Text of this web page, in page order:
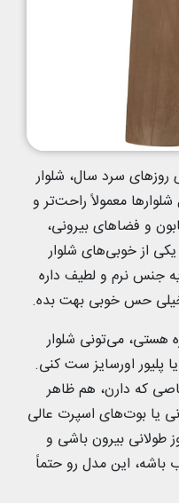
روزهای سرد سال، شلوار
معمولاً راحت‌تر و
و فضاهای بیرونی،
از خوبی‌های شلوار
جنس نرم و لطیف داره
حس خوبی بهت بده.
هستی، می‌تونی شلوار
پلیور اورسایز ست کنی.
که دارن، هم ظاهر
یا بوت‌های اسپرت عالی
طولانی بیرون باشی و
این مدل رو حتماً